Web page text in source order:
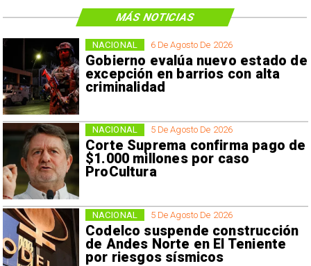
6 De Agosto De 2026
Gobierno evalúa nuevo estado de
excepción en barrios con alta
criminalidad
NACIONAL
5 De Agosto De 2026
Corte Suprema confirma pago de
$1.000 millones por caso
ProCultura
NACIONAL
5 De Agosto De 2026
Codelco suspende construcción
de Andes Norte en El Teniente
por riesgos sísmicos
NACIONAL
MÁS NOTICIAS